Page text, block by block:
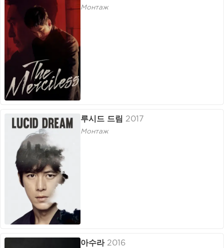
Монтаж
루시드 드림 2017
Монтаж
아수라 2016